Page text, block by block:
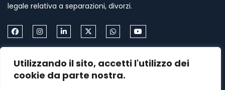
Utilizzando il sito, accetti l'utilizzo dei
cookie da parte nostra.
legale relativa a separazioni, divorzi.
Formia via Palazzo Condotto 18